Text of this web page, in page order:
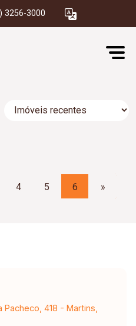
3256-3000
4 5 6 »
Pacheco, 418 - Martins,